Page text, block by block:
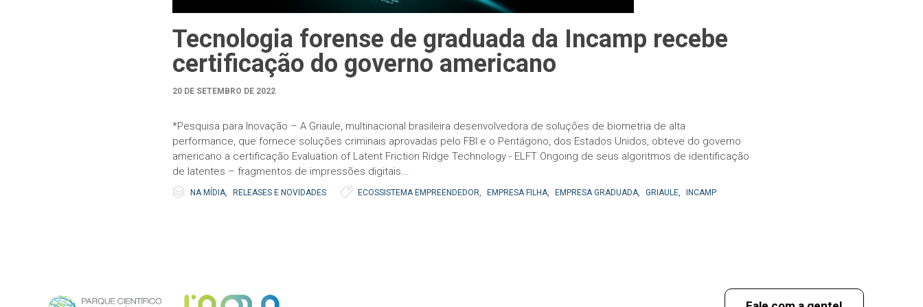
Tecnologia forense de graduada da Incamp recebe
certificação do governo americano
20 DE SETEMBRO DE 2022
*Pesquisa para Inovação – A Griaule, multinacional brasileira desenvolvedora de soluções de biometria de alta
performance, que fornece soluções criminais aprovadas pelo FBI e o Pentágono, dos Estados Unidos, obteve do governo
americano a certificação Evaluation of Latent Friction Ridge Technology - ELFT Ongoing de seus algoritmos de identificação
de latentes – fragmentos de impressões digitais...

Category
NA MÍDIA, RELEASES E NOVIDADES  Tags
ECOSSISTEMA EMPREENDEDOR EMPRESA FILHA, EMPRESA GRADUADA, GRIAULE, INCAMP